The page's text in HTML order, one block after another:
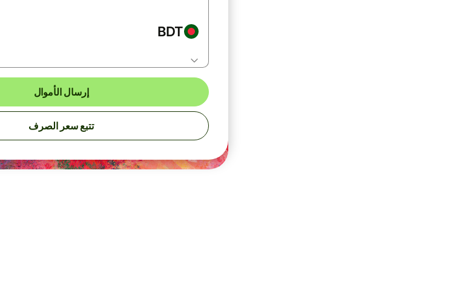
BDT
إرسال الأموال
تتبع سعر الصرف